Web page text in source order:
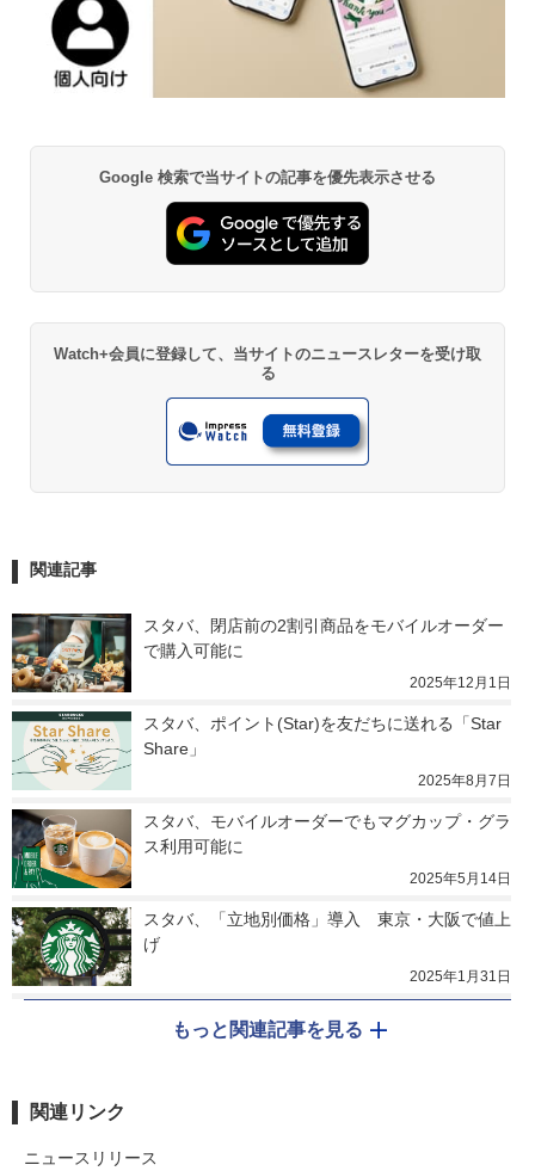
Google 検索で当サイトの記事を優先表示させる
Watch+会員に登録して、当サイトのニュースレターを受け取
る
関連記事
スタバ、閉店前の2割引商品をモバイルオーダー
で購入可能に
2025年12月1日
スタバ、ポイント(Star)を友だちに送れる「Star
Share」
2025年8月7日
スタバ、モバイルオーダーでもマグカップ・グラ
ス利用可能に
2025年5月14日
スタバ、「立地別価格」導入　東京・大阪で値上
げ
2025年1月31日
もっと関連記事を見る
関連リンク
ニュースリリース